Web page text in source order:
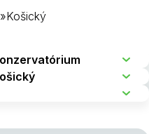
»Košický